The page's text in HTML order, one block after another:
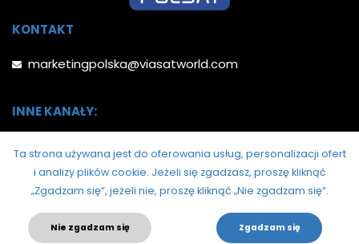
KONTAKT
marketingpolska@viasatworld.com
INNE KANAŁY:
Ta strona używana jest do oferowania usług, personalizacji ofert
i analizy plików cookie. Jeżeli się zgadzasz, proszę kliknąć
„Zgadzam się“, jeżeli nie, proszę kliknąć „Nie zgadzam się“.
Nie zgadzam się Zgadzam się